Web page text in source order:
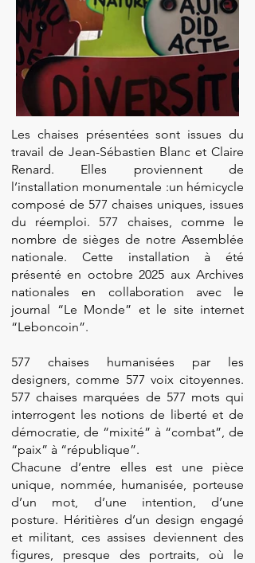
Les chaises présentées sont issues du
travail de Jean-Sébastien Blanc et Claire
Renard. Elles proviennent de
l’installation monumentale :un hémicycle
composé de 577 chaises uniques, issues
du réemploi. 577 chaises, comme le
nombre de sièges de notre Assemblée
nationale. Cette installation à été
présenté en octobre 2025 aux Archives
nationales en collaboration avec le
journal “Le Monde” et le site internet
“Leboncoin”.
577 chaises humanisées par les
designers, comme 577 voix citoyennes.
577 chaises marquées de 577 mots qui
interrogent les notions de liberté et de
démocratie, de “mixité” à “combat”, de
“paix” à “république”.
Chacune d’entre elles est une pièce
unique, nommée, humanisée, porteuse
d’un mot, d’une intention, d’une
posture. Héritières d’un design engagé
et militant, ces assises deviennent des
figures, presque des portraits, où le